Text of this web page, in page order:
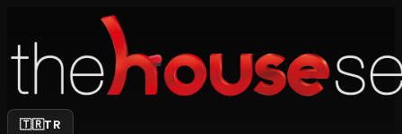
🇹🇷TR